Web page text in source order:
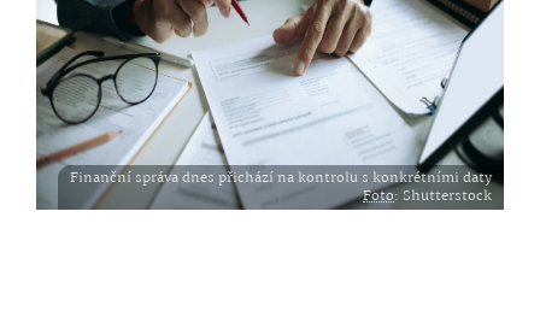
Finanční správa dnes přichází na kontrolu s konkrétními daty
Foto: Shutterstock